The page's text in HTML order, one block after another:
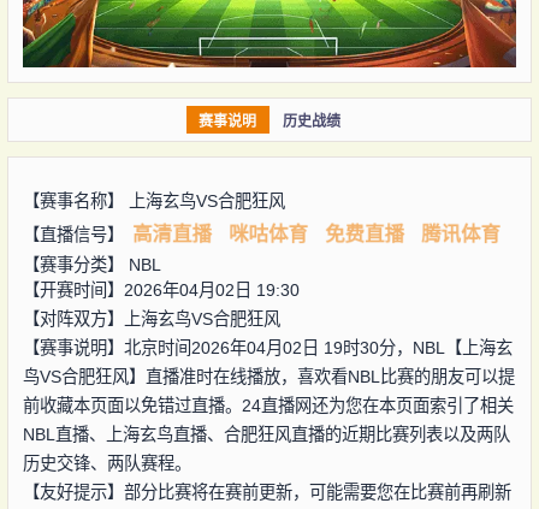
赛事说明 历史战绩
【赛事名称】
上海玄鸟VS合肥狂风
【直播信号】
高清直播 咪咕体育 免费直播 腾讯体育
【赛事分类】 NBL
【开赛时间】2026年04月02日 19:30
【对阵双方】
上海玄鸟VS合肥狂风
【赛事说明】北京时间2026年04月02日 19时30分，NBL【上海玄
鸟VS合肥狂风】直播准时在线播放，喜欢看NBL比赛的朋友可以提
前收藏本页面以免错过直播。24直播网还为您在本页面索引了相关
NBL直播、上海玄鸟直播、合肥狂风直播的近期比赛列表以及两队
历史交锋、两队赛程。
【友好提示】部分比赛将在赛前更新，可能需要您在比赛前再刷新